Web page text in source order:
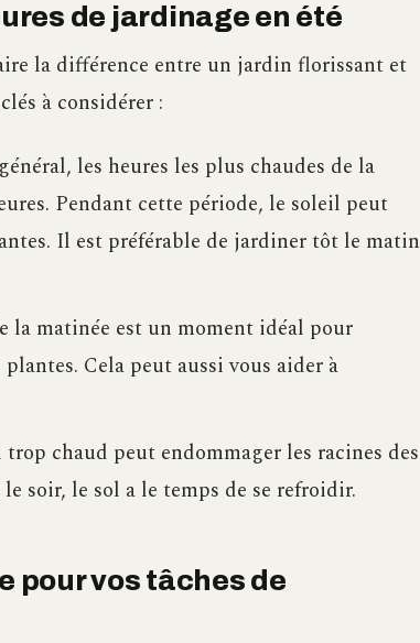
de jardinage en été
la différence entre un jardin florissant et
à considérer :
les heures les plus chaudes de la
Pendant cette période, le soleil peut
Il est préférable de jardiner tôt le matin
la matinée est un moment idéal pour
Cela peut aussi vous aider à
chaud peut endommager les racines des
soir, le sol a le temps de se refroidir.
pour vos tâches de